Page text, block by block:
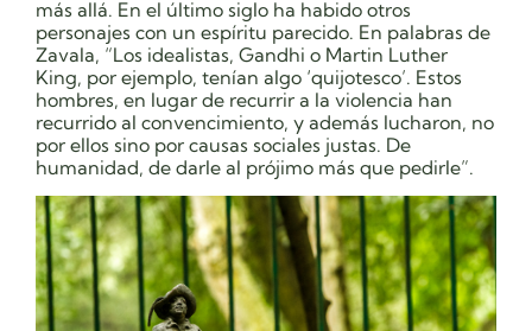
más allá. En el último siglo ha habido otros
personajes con un espíritu parecido. En palabras de
Zavala, “Los idealistas, Gandhi o Martin Luther
King, por ejemplo, tenían algo ‘quijotesco’. Estos
hombres, en lugar de recurrir a la violencia han
recurrido al convencimiento, y además lucharon, no
por ellos sino por causas sociales justas. De
humanidad, de darle al prójimo más que pedirle”.